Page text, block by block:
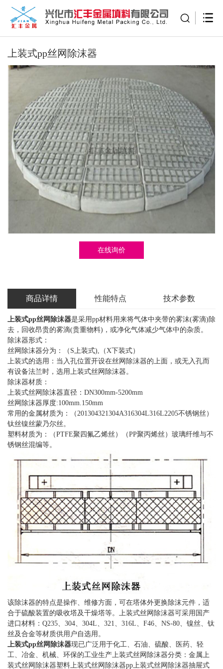
上装式pp丝网除沫器
在线询价
商品详情 性能特点 技术参数
上装式pp丝网除沫器是采用pp材料用来将气体中夹带的雾沫(雾滴)除
去，回收昂贵的雾滴(贵重物料)，或净化气体减少气体中的杂质。
除沫器形式：
丝网除沫器分为：（S上装式),（X下装式）
上装式的选用：当入孔位置开设在丝网除沫器的上面，或无入孔而
有设备法兰时，选用上装式丝网除沫器。
除沫器材质：
上装式丝网除沫器直径：DN300mm-5200mm
丝网除沫器厚度:100mm.150mm
常用的金属材质为：（201304321304A316304L316L2205不锈钢丝）
钛丝镍丝蒙乃尔丝。
塑料材质为：（PTFE聚四氟乙烯丝）（PP聚丙烯丝）玻璃纤维与不
锈钢丝混编等。
该除沫器的特点是操作、维修方面，可在塔体外更换除沫元件，适
合于硫酸装置的吸收塔及干燥塔等。上装式丝网除沫器可采用国产
进口材料：Q235、304、304L、321、316L、F46、NS-80、镍丝、钛
丝及合金等材质供用户自选用。
上装式pp丝网除沫器现已广泛用于化工、石油、硫酸、医药、轻
工、冶金、机械、环保的工业生产上装式丝网除沫器分类：金属上
装式丝网除沫器塑料上装式丝网除沫器pp上装式丝网除沫器抽屉式